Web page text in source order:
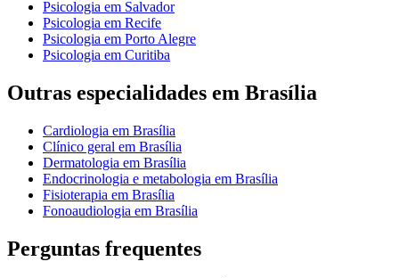
Psicologia em Salvador
Psicologia em Recife
Psicologia em Porto Alegre
Psicologia em Curitiba
Outras especialidades em Brasília
Cardiologia em Brasília
Clínico geral em Brasília
Dermatologia em Brasília
Endocrinologia e metabologia em Brasília
Fisioterapia em Brasília
Fonoaudiologia em Brasília
Perguntas frequentes